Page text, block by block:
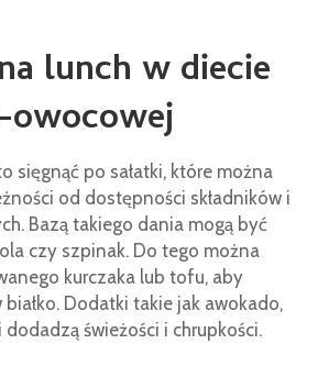
lunch w diecie
sięgnąć po sałatki, które można
od dostępności składników i
Bazą takiego dania mogą być
czy szpinak. Do tego można
kurczaka lub tofu, aby
białko. Dodatki takie jak awokado,
świeżości i chrupkości.